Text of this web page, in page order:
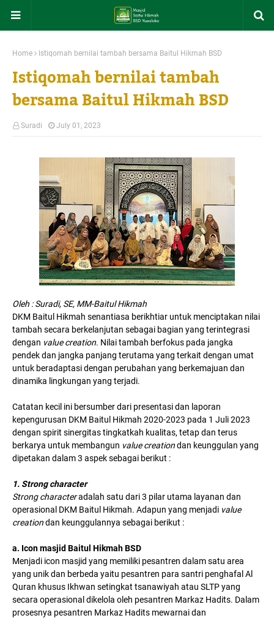
Home Istiqomah bernilai tambah bersama Baitul Hikmah BSD
Istiqomah bernilai tambah
bersama Baitul Hikmah BSD
Suradi July 01, 2023
Oleh : Suradi, SE, MM-Baitul Hikmah
DKM Baitul Hikmah senantiasa berikhtiar untuk menciptakan nilai
tambah secara berkelanjutan sebagai bagian yang terintegrasi
dengan value creation. Nilai tambah berfokus pada jangka
pendek dan jangka panjang terutama yang terkait dengan umat
untuk beradaptasi dengan perubahan yang berkemajuan dan
dinamika lingkungan yang terjadi.
Catatan kecil ini bersumber dari presentasi dan laporan
kepengurusan DKM Baitul Hikmah 2020-2023 pada 1 Juli 2023
dengan spirit sinergitas tingkatkah kualitas, tetap dan terus
berkarya untuk membangun value creationdan keunggulan yang
dipetakan dalam 3 aspek sebagai berikut :
1. Strong character
Strong characteradalah satu dari 3 pilar utama layanan dan
operasional DKM Baitul Hikmah. Adapun yang menjadi value
creationdan keunggulannya sebagai berikut :
a. Icon masjid Baitul Hikmah BSD
Menjadi icon masjid yang memiliki pesantren dalam satu area
yang unik dan berbeda yaitu pesantren para santri penghafal Al
Quran khusus Ikhwan setingkat tsanawiyah atau SLTP yang
secara operasional dikelola oleh pesantren Markaz Hadits. Dalam
prosesnya pesantren Markaz Hadits mewarnai dan